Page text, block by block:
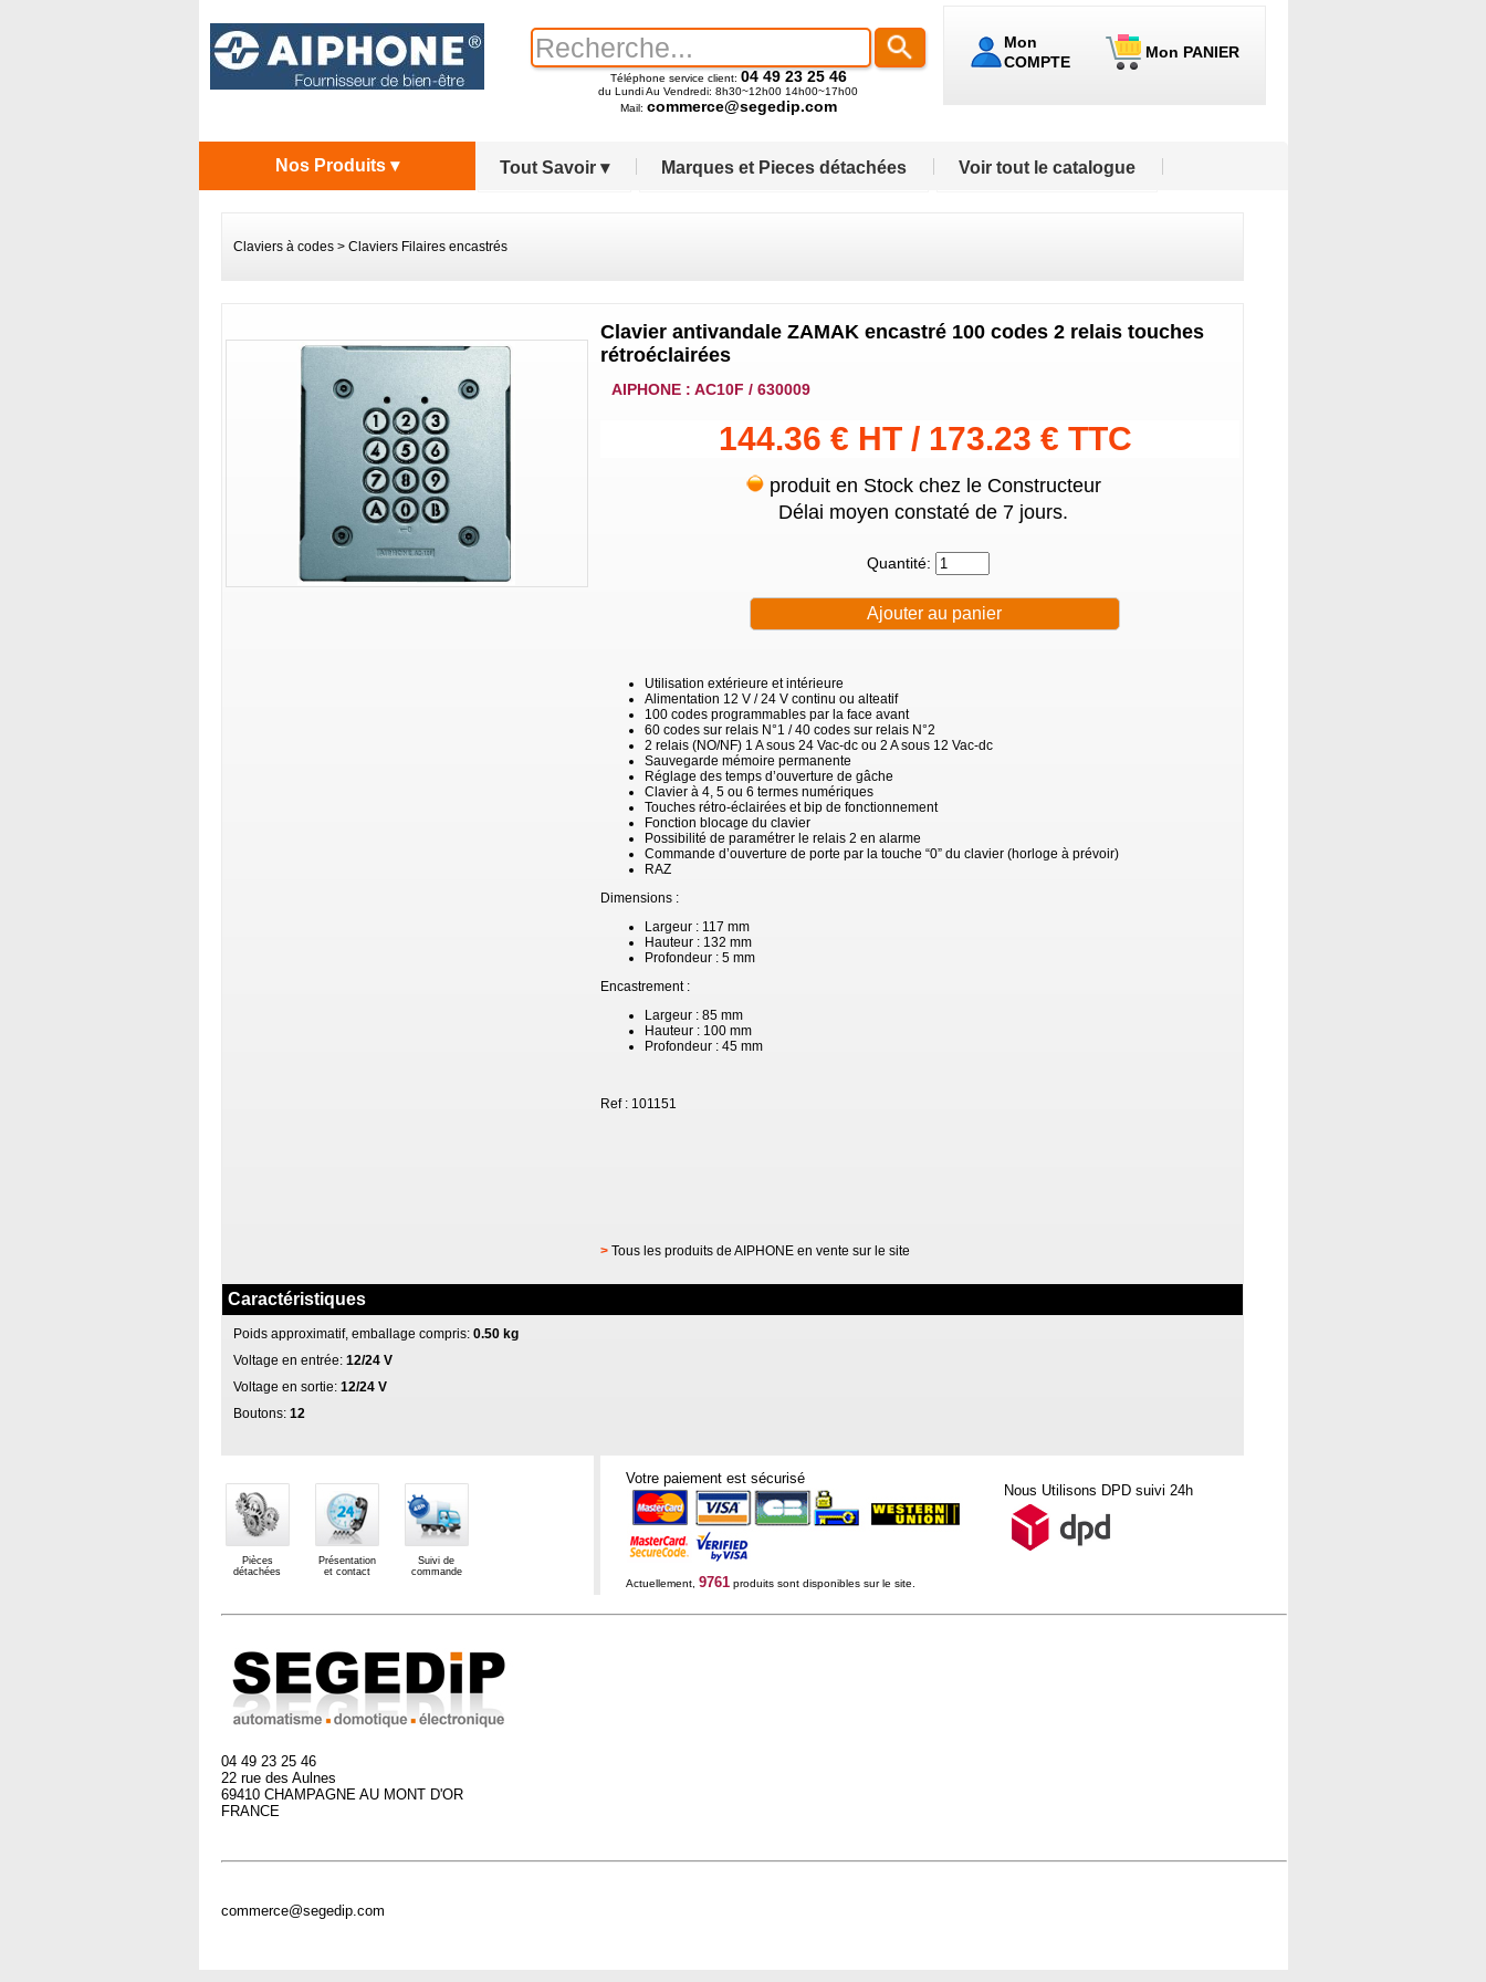
Mon
COMPTE
Mon PANIER
Téléphone service client: 04 49 23 25 46
du Lundi Au Vendredi: 8h30~12h00 14h00~17h00
Mail: commerce@segedip.com
Tout Savoir ▾ Marques et Pieces détachées Voir tout le catalogue
Nos Produits ▾
Claviers à codes> Claviers Filaires encastrés
Clavier antivandale ZAMAK encastré 100 codes 2 relais touches
rétroéclairées
AIPHONE : AC10F / 630009
144.36 € HT / 173.23 € TTC
produit en Stock chez le Constructeur
Délai moyen constaté de 7 jours.
Quantité:
Utilisation extérieure et intérieure
Alimentation 12 V / 24 V continu ou alteatif
100 codes programmables par la face avant
60 codes sur relais N°1 / 40 codes sur relais N°2
2 relais (NO/NF) 1 A sous 24 Vac-dc ou 2 A sous 12 Vac-dc
Sauvegarde mémoire permanente
Réglage des temps d’ouverture de gâche
Clavier à 4, 5 ou 6 termes numériques
Touches rétro-éclairées et bip de fonctionnement
Fonction blocage du clavier
Possibilité de paramétrer le relais 2 en alarme
Commande d’ouverture de porte par la touche “0” du clavier (horloge à prévoir)
RAZ
Dimensions :
Largeur : 117 mm
Hauteur : 132 mm
Profondeur : 5 mm
Encastrement :
Largeur : 85 mm
Hauteur : 100 mm
Profondeur : 45 mm
Ref : 101151
> Tous les produits de AIPHONE en vente sur le site
Caractéristiques
Poids approximatif, emballage compris:0.50 kg
Voltage en entrée:12/24 V
Voltage en sortie:12/24 V
Boutons:12
Pièces
détachées
Présentation
et contact
Suivi de
commande
Votre paiement est sécurisé
Nous Utilisons DPD suivi 24h
Actuellement, 9761produits sont disponibles sur le site.
04 49 23 25 46
22 rue des Aulnes
69410 CHAMPAGNE AU MONT D'OR
FRANCE
commerce@segedip.com